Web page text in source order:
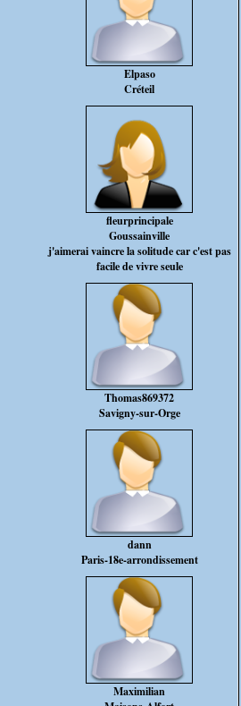
Elpaso
Créteil
fleurprincipale
Goussainville
j'aimerai vaincre la solitude car c'est pas
facile de vivre seule
Thomas869372
Savigny-sur-Orge
dann
Paris-18e-arrondissement
Maximilian